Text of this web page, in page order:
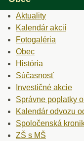
Aktuality
Kalendár akcií
Fotogaléria
Obec
História
Súčasnosť
Investičné akcie
Správne poplatky
Kalendár odvozu
Spoločenská
ZŠ s MŠ